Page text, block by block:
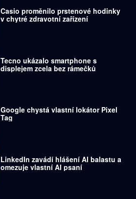
Casio proměnilo prstenové hodinky
v chytré zdravotní zařízení
Tecno ukázalo smartphone s
displejem zcela bez rámečků
Google chystá vlastní lokátor Pixel
Tag
LinkedIn zavádí hlášení AI balastu a
omezuje vlastní AI psaní